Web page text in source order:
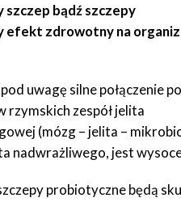
bądź szczepy
efekt zdrowotny na
uwagę silne połączenie
zespół jelita
(mózg – jelita –
nadwrażliwego, jest
probiotyczne będą